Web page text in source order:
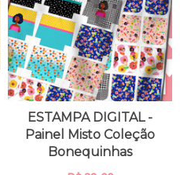
ESTAMPA DIGITAL -
Painel Misto Coleção
Bonequinhas